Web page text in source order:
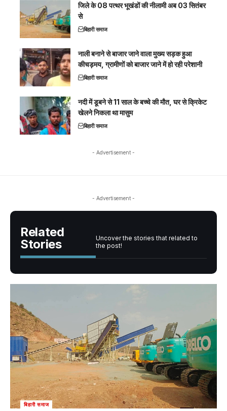
जिले के 08 पत्थर भूखंडों की नीलामी अब 03 सितंबर
से
बिहारी समाज
नाली बनाने से बाजार जाने वाला मुख्य सड़क हुआ
कीचड़मय, ग्रामीणों को बाजार जाने में हो रही परेशानी
बिहारी समाज
नदी में डूबने से 11 साल के बच्चे की मौत, घर से क्रिकेट
खेलने निकला था मासुम
बिहारी समाज
- Advertisement -
- Advertisement -
Related
Stories
Uncover the stories that related to
the post!
बिहारी समाज